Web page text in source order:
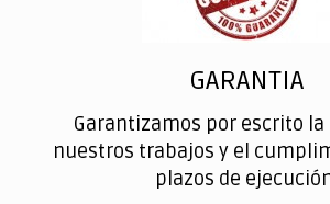
GARANTIA
Garantizamos por escrito la
nuestros trabajos y el
plazos de